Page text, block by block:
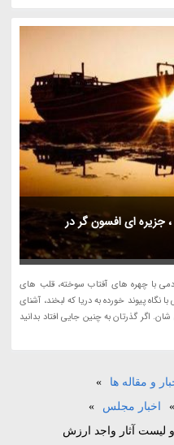
ای افسون گر در
با چهره های آفتاب سوخته، قلب های
نگاه پیوند خورده به دریا که لبخند، آشنای
اگر گذرتان به چنین جایی افتاد بدانید
و مقاله ها
»
» اخبار مجلس
»
و لیست آثار واجد ارزش